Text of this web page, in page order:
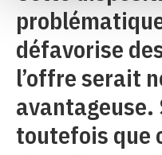
défavorise
l’offre serait
avantageuse.
toutefois que